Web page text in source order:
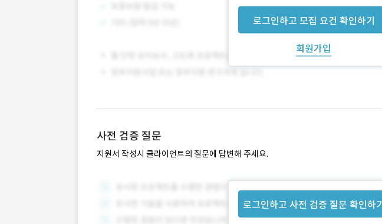
로그인하고 모집 요건 확인하기
회원가입
사전 검증 질문
지원서 작성시 클라이언트의 질문에 답변해 주세요.
로그인하고 사전 검증 질문 확인하기